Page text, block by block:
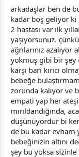
arkadaşlar ben de
kadar boş geliyor
2 hastası var ilk
yaşıyorsunuz.
ağrılarınız azalıyor
yokmuş gibi bir
karşı bari kırıcı
bebeğe
zorunda kalıyor ve
empati yap her ateşi
mırıldandığında,
düşünüyordur bi
de bu kadar evham
bebeğinizin altını
şey bu yoksa